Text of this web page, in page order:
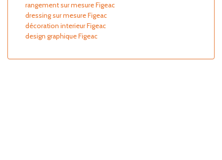
rangement sur mesure Figeac
dressing sur mesure Figeac
décoration interieur Figeac
design graphique Figeac